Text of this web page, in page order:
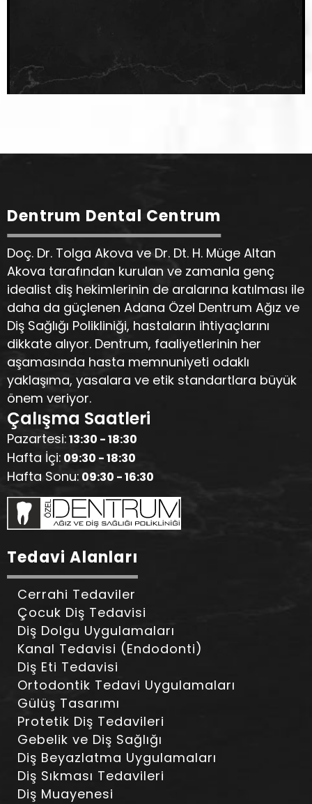
Dentrum Dental Centrum
Doç. Dr. Tolga Akova ve Dr. Dt. H. Müge Altan
Akova tarafından kurulan ve zamanla genç
idealist diş hekimlerinin de aralarına katılması ile
daha da güçlenen Adana Özel Dentrum Ağız ve
Diş Sağlığı Polikliniği, hastaların ihtiyaçlarını
dikkate alıyor. Dentrum, faaliyetlerinin her
aşamasında hasta memnuniyeti odaklı
yaklaşıma, yasalara ve etik standartlara büyük
önem veriyor.
Çalışma Saatleri
Pazartesi:13:30 - 18:30
Hafta İçi: 09:30 - 18:30
Hafta Sonu: 09:30 - 16:30
Tedavi Alanları
Cerrahi Tedaviler
Çocuk Diş Tedavisi
Diş Dolgu Uygulamaları
Kanal Tedavisi (Endodonti)
Diş Eti Tedavisi
Ortodontik Tedavi Uygulamaları
Gülüş Tasarımı
Protetik Diş Tedavileri
Gebelik ve Diş Sağlığı
Diş Beyazlatma Uygulamaları
Diş Sıkması Tedavileri
Diş Muayenesi